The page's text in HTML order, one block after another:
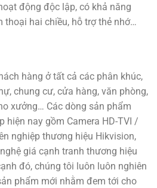
động độc lập, có khả năng
thoại hai chiều, hỗ trợ thẻ nhớ…
hàng ở tất cả các phân khúc,
chung cư, cửa hàng, văn phòng,
xưởng… Các dòng sản phẩm
hiện nay gồm Camera HD-TVI /
nghiệp thương hiệu Hikvision,
giá cạnh tranh thương hiệu
đó, chúng tôi luôn luôn nghiên
phẩm mới nhằm đem tới cho